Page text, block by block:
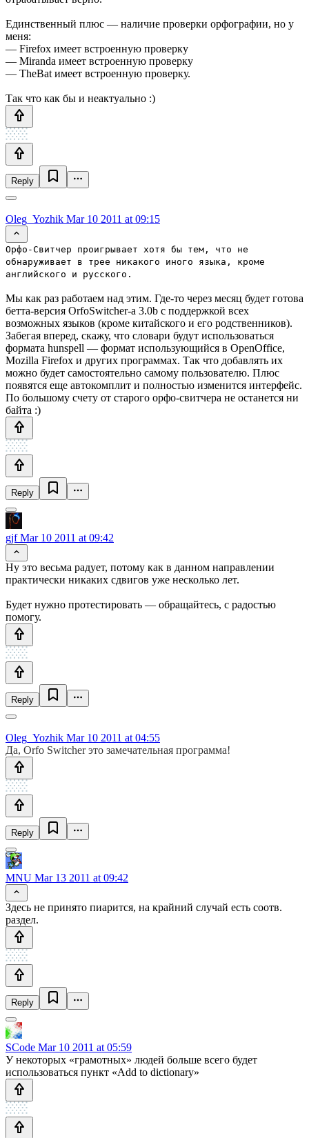
Единственный плюс — наличие проверки орфографии, но у
меня:
— Firefox имеет встроенную проверку
— Miranda имеет встроенную проверку
— TheBat имеет встроенную проверку.
Так что как бы и неактуально :)
Reply
Oleg_Yozhik Mar 10 2011 at 09:15
Орфо-Свитчер проигрывает хотя бы тем, что не
обнаруживает в трее никакого иного языка, кроме
английского и русского.
Мы как раз работаем над этим. Где-то через месяц будет готова
бетта-версия OrfoSwitcher-а 3.0b с поддержкой всех
возможных языков (кроме китайского и его родственников).
Забегая вперед, скажу, что словари будут использоваться
формата hunspell — формат использующийся в OpenOffice,
Mozilla Firefox и других программах. Так что добавлять их
можно будет самостоятельно самому пользователю. Плюс
появятся еще автокомплит и полностью изменится интерфейс.
По большому счету от старого орфо-свитчера не останется ни
байта :)
Reply
gjfMar 10 2011 at 09:42
Ну это весьма радует, потому как в данном направлении
практически никаких сдвигов уже несколько лет.
Будет нужно протестировать — обращайтесь, с радостью
помогу.
Reply
Oleg_Yozhik Mar 10 2011 at 04:55
Да, Orfo Switcher это замечательная программа!
Reply
MNU Mar 13 2011 at 09:42
Здесь не принято пиарится, на крайний случай есть соотв.
раздел.
Reply
SCode Mar 10 2011 at 05:59
У некоторых «грамотных» людей больше всего будет
использоваться пункт «Add to dictionary»